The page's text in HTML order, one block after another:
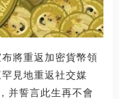
將重返加密貨幣領
見地重返社交媒
并誓言此生再不會